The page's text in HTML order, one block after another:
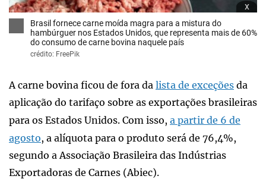
x
Brasil fornece carne moída magra para a mistura do
hambúrguer nos Estados Unidos, que representa mais de 60%
do consumo de carne bovina naquele país
crédito: FreePik
A carne bovina ficou de fora da lista de exceções da
aplicação do tarifaço sobre as exportações brasileiras
para os Estados Unidos. Com isso, a partir de 6 de
agosto, a alíquota para o produto será de 76,4%,
segundo a Associação Brasileira das Indústrias
Exportadoras de Carnes (Abiec).